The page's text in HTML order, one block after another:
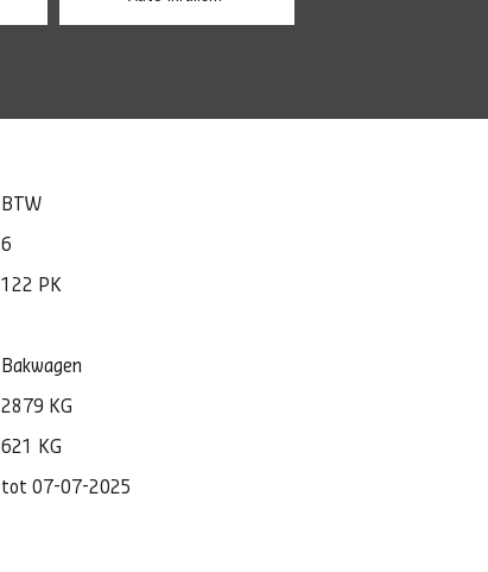
BTW
6
122 PK
Bakwagen
2879 KG
621 KG
tot 07-07-2025